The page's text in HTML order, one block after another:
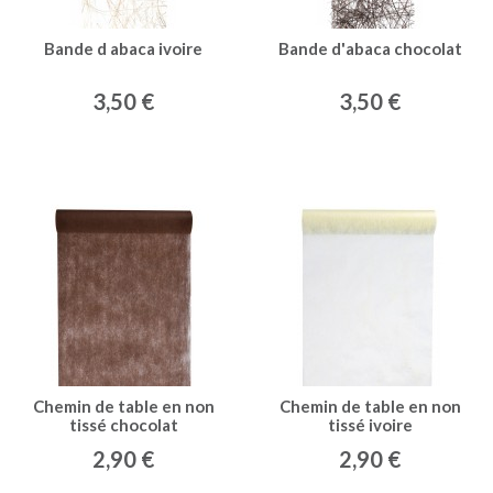
Bande d abaca ivoire
3,50 €
Bande d'abaca chocolat
3,50 €
Chemin de table en non
tissé chocolat
2,90 €
Chemin de table en non
tissé ivoire
2,90 €